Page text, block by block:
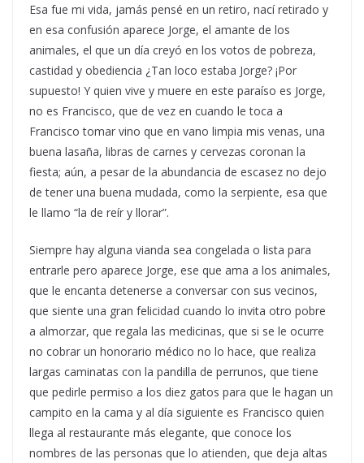
Esa fue mi vida, jamás pensé en un retiro, nací retirado y
en esa confusión aparece Jorge, el amante de los
animales, el que un día creyó en los votos de pobreza,
castidad y obediencia ¿Tan loco estaba Jorge? ¡Por
supuesto! Y quien vive y muere en este paraíso es Jorge,
no es Francisco, que de vez en cuando le toca a
Francisco tomar vino que en vano limpia mis venas, una
buena lasaña, libras de carnes y cervezas coronan la
fiesta; aún, a pesar de la abundancia de escasez no dejo
de tener una buena mudada, como la serpiente, esa que
le llamo “la de reír y llorar”.
Siempre hay alguna vianda sea congelada o lista para
entrarle pero aparece Jorge, ese que ama a los animales,
que le encanta detenerse a conversar con sus vecinos,
que siente una gran felicidad cuando lo invita otro pobre
a almorzar, que regala las medicinas, que si se le ocurre
no cobrar un honorario médico no lo hace, que realiza
largas caminatas con la pandilla de perrunos, que tiene
que pedirle permiso a los diez gatos para que le hagan un
campito en la cama y al día siguiente es Francisco quien
llega al restaurante más elegante, que conoce los
nombres de las personas que lo atienden, que deja altas